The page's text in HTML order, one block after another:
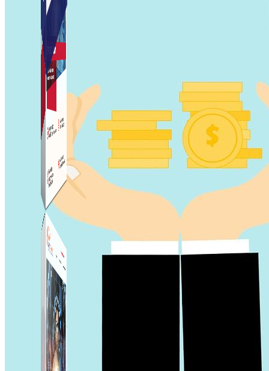
Simple Live
Phần mềm tạo kịch bản bình luận livestream Tiktok
Simple Instagram
Phần mềm gửi follow, nhắn tin, nuôi nick Instagram.